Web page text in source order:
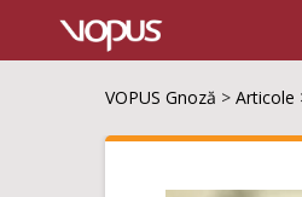
VOPUS Gnoză > Articole